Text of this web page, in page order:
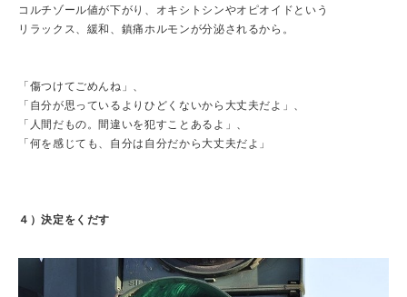
コルチゾール値が下がり、オキシトシンやオピオイドという
リラックス、緩和、鎮痛ホルモンが分泌されるから。
「傷つけてごめんね」、
「自分が思っているよりひどくないから大丈夫だよ」、
「人間だもの。間違いを犯すことあるよ」、
「何を感じても、自分は自分だから大丈夫だよ」
４）決定をくだす